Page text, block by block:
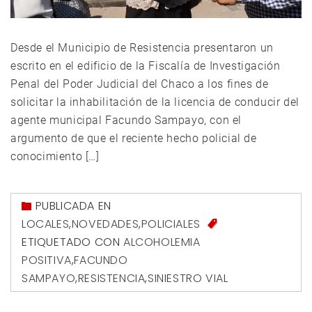
Desde el Municipio de Resistencia presentaron un
escrito en el edificio de la Fiscalía de Investigación
Penal del Poder Judicial del Chaco a los fines de
solicitar la inhabilitación de la licencia de conducir del
agente municipal Facundo Sampayo, con el
argumento de que el reciente hecho policial de
conocimiento […]
PUBLICADA EN
LOCALES,NOVEDADES,POLICIALES
ETIQUETADO CON ALCOHOLEMIA
POSITIVA,FACUNDO
SAMPAYO,RESISTENCIA,SINIESTRO VIAL